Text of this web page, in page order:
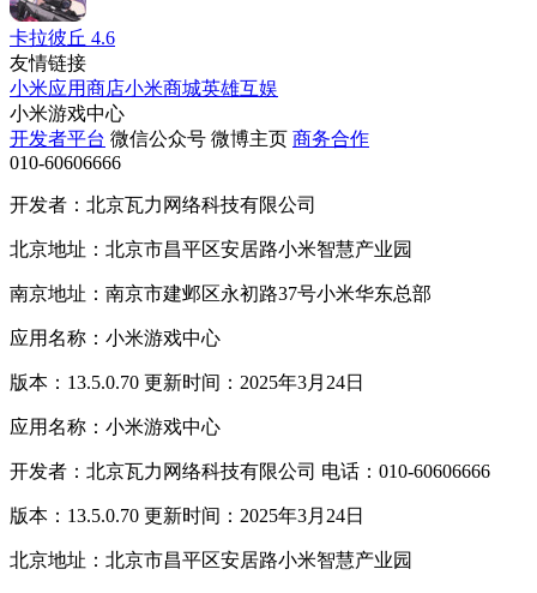
卡拉彼丘 4.6
友情链接
小米应用商店小米商城英雄互娱
小米游戏中心
开发者平台 微信公众号 微博主页 商务合作
010-60606666
开发者：北京瓦力网络科技有限公司
北京地址：北京市昌平区安居路小米智慧产业园
南京地址：南京市建邺区永初路37号小米华东总部
应用名称：小米游戏中心
版本：13.5.0.70 更新时间：2025年3月24日
应用名称：小米游戏中心
开发者：北京瓦力网络科技有限公司 电话：010-60606666
版本：13.5.0.70 更新时间：2025年3月24日
北京地址：北京市昌平区安居路小米智慧产业园